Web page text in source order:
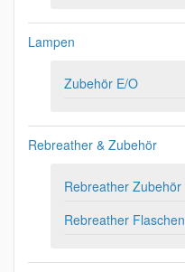
Lampen
Zubehör E/O
Rebreather & Zubehör
Rebreather Zubehör
Rebreather Flaschen